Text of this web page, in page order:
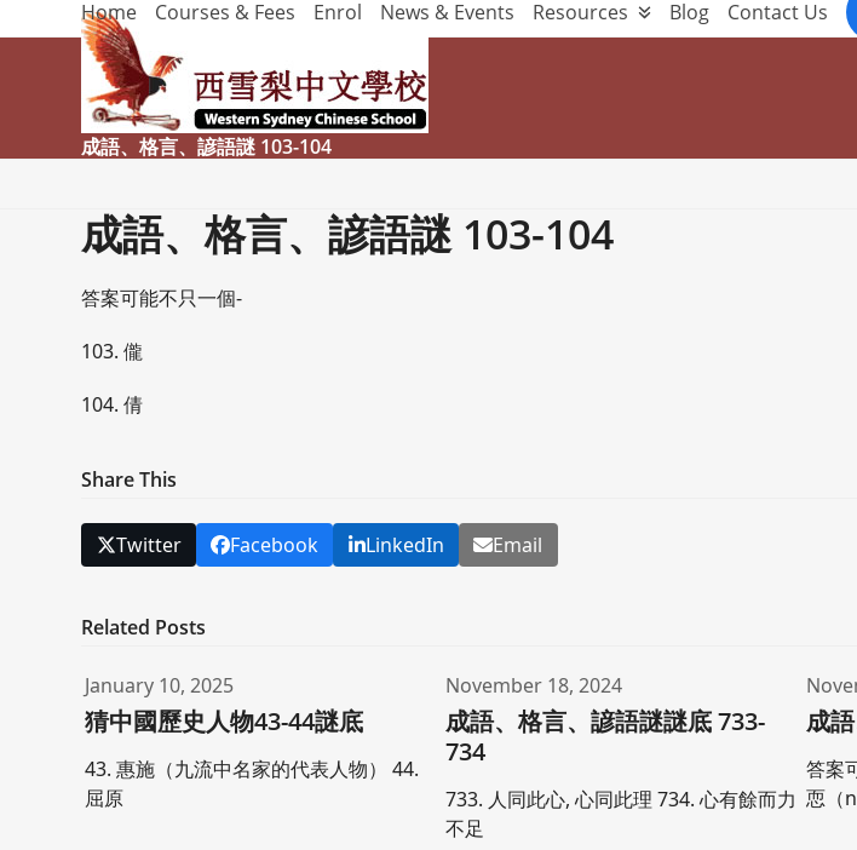
to
Home Courses & Fees Enrol News & Events Resources Blog Contact Us
成語、格言、諺語謎 103-104
成語、格言、諺語謎 103-104
答案可能不只一個-
103. 儱
104. 倩
Share This
Twitter Facebook LinkedIn Email
Related Posts
January 10, 2025
猜中國歷史人物43-44謎底
43. 惠施（九流中名家的代表人物） 44.
屈原
November 18, 2024
成語、格言、諺語謎謎底 733-
734
733. 人同此心, 心同此理 734. 心有餘而力
不足
成
答案
恧（